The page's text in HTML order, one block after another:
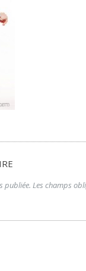
publiée. Les champs